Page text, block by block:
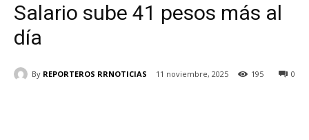
Salario sube 41 pesos más al
día
By REPORTEROS RRNOTICIAS 11 noviembre, 2025 0
195